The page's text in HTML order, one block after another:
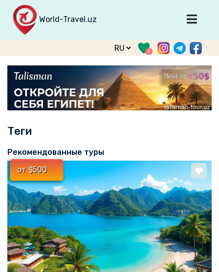
World-Travel.uz
Главная
Направления
Туры
Тур. фирмы
Войти
Зарегистрироваться
support@world-travel.uz
0
Теги
Рекомендованные туры
от $500